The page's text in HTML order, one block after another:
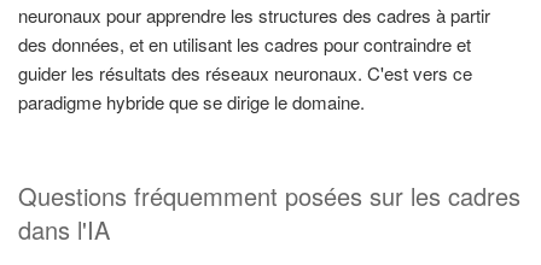
neuronaux pour apprendre les structures des cadres à partir
des données, et en utilisant les cadres pour contraindre et
guider les résultats des réseaux neuronaux. C'est vers ce
paradigme hybride que se dirige le domaine.
Questions fréquemment posées sur les cadres
dans l'IA